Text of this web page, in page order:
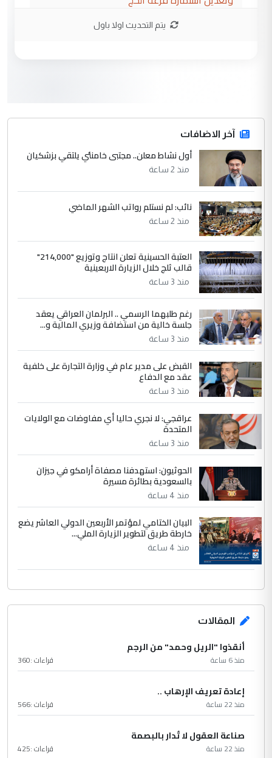
المشترك لا تستهدف أية دولة ومفتوحة لانضمام
الدول الشقيقة
4 يوسف غزوان عصمت
التعليق : بكالوريوس فيزياء طبية متزوج و
إكمال دراستي داخل ...
الموضوع :
السعودية توافق على الاستمرار في
إعطاء 100 منحة دراسية للطلبة العراقيين في
جامعاتها سنويا
عبد الأمير جاسم هليل
التعليق : نحن اباء الطلاب الأوائل على العراق
نتشرف بلقاء السيد احمد الصافي في العتبات
الحسنية لزرع ...
الموضوع :
مكتب السيد احمد الصافي : لا يوجود
لدينا اي حساب على الفيس بوك وتويتر
يتم التحديث اولا باول
آخر الاضافات
أول نشاط معلن.. مجتبى خامنئي يلتقي بزشكيان
منذ 2 ساعة
نائب: لم نستلم رواتب الشهر الماضي
منذ 2 ساعة
العتبة الحسينية تعلن انتاج وتوزيع "214,000"
قالب ثلج خلال الزيارة الاربعينية
منذ 3 ساعة
رغم طلبهما الرسمي .. البرلمان العراقي يعقد
جلسة خالية من استضافة وزيري المالية و...
منذ 3 ساعة
القبض على مدير عام في وزارة التجارة على خلفية
عقد مع الدفاع
منذ 3 ساعة
عراقجي: لا نجري حاليا أي مفاوضات مع الولايات
المتحدة
منذ 3 ساعة
الحوثيون: استهدفنا مصفاة أرامكو في جيزان
بالسعودية بطائرة مسيرة
منذ 4 ساعة
البيان الختامي لمؤتمر الأربعين الدولي العاشر يضع
خارطة طريق لتطوير الزيارة الملي...
منذ 4 ساعة
المقالات
أنقذوا "الريل وحمد" من الرجم
منذ 6 ساعة قراءات :360
إعادة تعريف الإرهاب ..
منذ 22 ساعة قراءات :566
صناعة العقول لا تُدار بالبصمة
منذ 22 ساعة قراءات :425